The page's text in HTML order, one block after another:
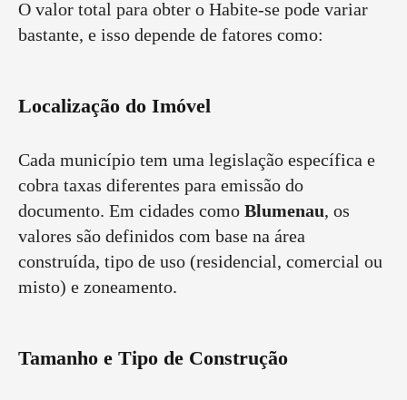
O valor total para obter o Habite-se pode variar
bastante, e isso depende de fatores como:
Localização do Imóvel
Cada município tem uma legislação específica e
cobra taxas diferentes para emissão do
documento. Em cidades como Blumenau, os
valores são definidos com base na área
construída, tipo de uso (residencial, comercial ou
misto) e zoneamento.
Tamanho e Tipo de Construção